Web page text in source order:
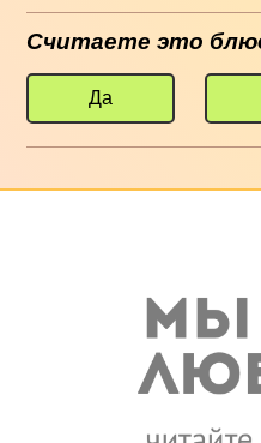
Считаете это
Да